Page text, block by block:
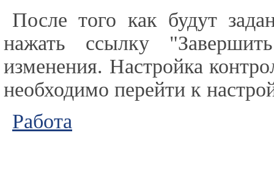
После того как будут
нажать ссылку
изменения. Настройка
необходимо перейти к
Работа